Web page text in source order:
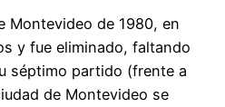
Montevideo de 1980, en
y fue eliminado, faltando
séptimo partido (frente a
de Montevideo se